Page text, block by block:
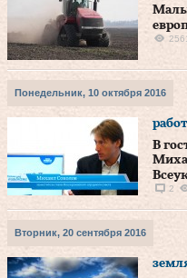
Понедельник, 10 октября 2016
В
2
Вторник, 20 сентября 2016